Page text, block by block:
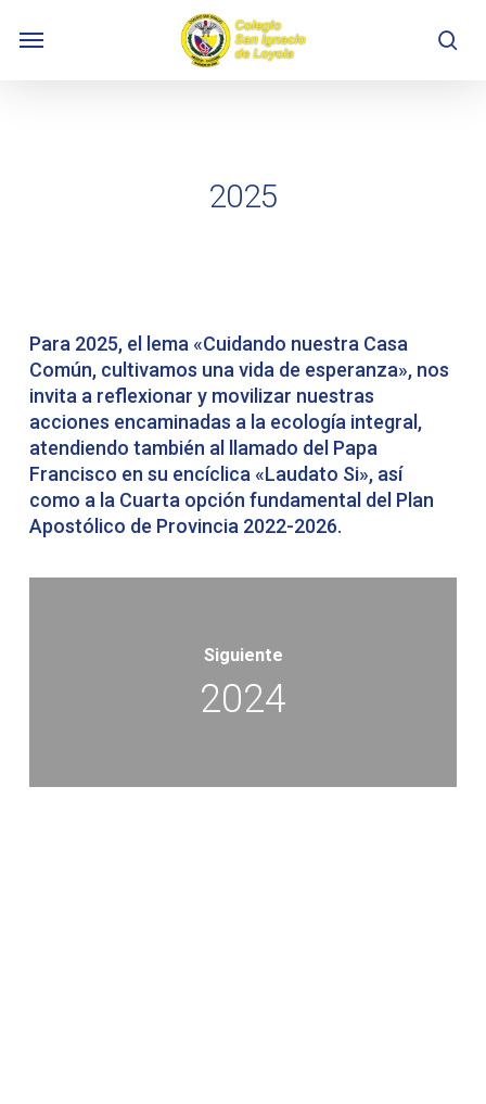
Menu
2025
Para 2025, el lema «Cuidando nuestra Casa
Común, cultivamos una vida de esperanza», nos
invita a reflexionar y movilizar nuestras
acciones encaminadas a la ecología integral,
atendiendo también al llamado del Papa
Francisco en su encíclica «Laudato Si», así
como a la Cuarta opción fundamental del Plan
Apostólico de Provincia 2022-2026.
Siguiente
2024